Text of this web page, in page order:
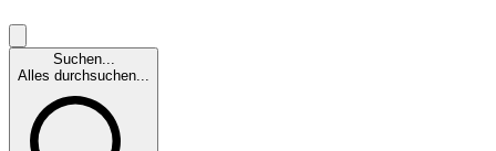
Suchen...
Alles durchsuchen...